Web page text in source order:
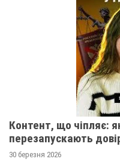
Контент, що чіпляє:
перезапускають
30 березня 2026